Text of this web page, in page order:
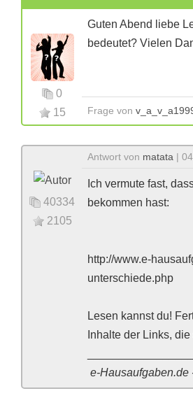
0
15
Guten Abend liebe
bedeutet? Vielen
Frage von
40334
2105
Antwort von matata |
Ich vermute fast,
bekommen hast:
http://www.e-
unterschiede.php
Lesen kannst du!
Inhalte der Links,
e-Hausaufgaben.de